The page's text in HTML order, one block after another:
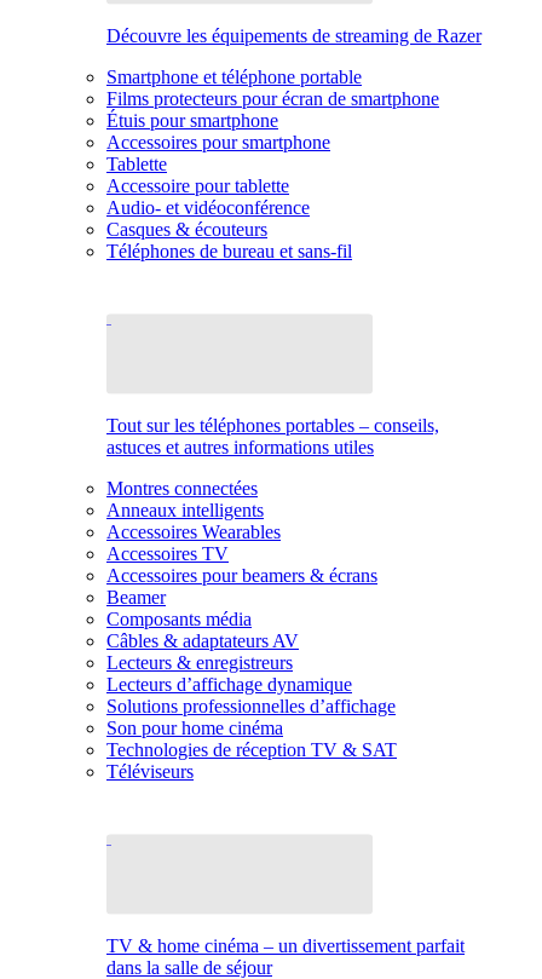
Découvre les équipements de streaming de Razer
Smartphone et téléphone portable
Films protecteurs pour écran de smartphone
Étuis pour smartphone
Accessoires pour smartphone
Tablette
Accessoire pour tablette
Audio- et vidéoconférence
Casques & écouteurs
Téléphones de bureau et sans-fil
Tout sur les téléphones portables – conseils,
astuces et autres informations utiles
Montres connectées
Anneaux intelligents
Accessoires Wearables
Accessoires TV
Accessoires pour beamers & écrans
Beamer
Composants média
Câbles & adaptateurs AV
Lecteurs & enregistreurs
Lecteurs d’affichage dynamique
Solutions professionnelles d’affichage
Son pour home cinéma
Technologies de réception TV & SAT
Téléviseurs
TV & home cinéma – un divertissement parfait
dans la salle de séjour